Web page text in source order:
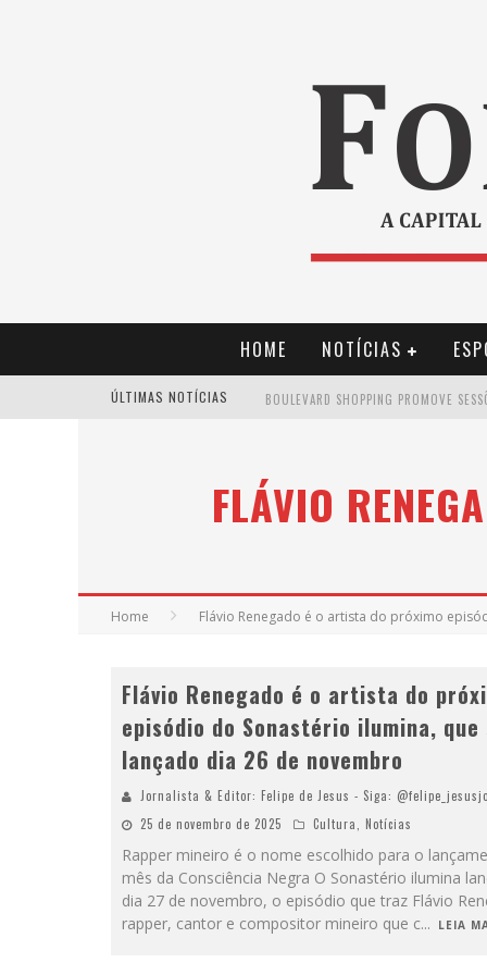
HOME NOTÍCIAS
ÚLTIMAS NOTÍCIAS
FLÁVIO
Home Flávio Renegado é o artista do próximo
Flávio Renegado é o artista do
episódio do Sonastério ilumina, que
lançado dia 26 de novembro
Jornalista & Editor: Felipe de Jesus - Siga:
25 de novembro de 2025
Cultura Notícias
Rapper mineiro é o nome escolhido para o
mês da Consciência Negra O Sonastério ilumina
dia 27 de novembro, o episódio que traz Flávio
rapper, cantor e compositor mineiro que c... LEIA